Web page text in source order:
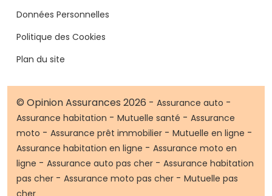
Données Personnelles
Politique des Cookies
Plan du site
© Opinion Assurances 2026 - Assurance auto -
Assurance habitation - Mutuelle santé - Assurance
moto - Assurance prêt immobilier - Mutuelle en ligne -
Assurance habitation en ligne - Assurance moto en
ligne - Assurance auto pas cher - Assurance habitation
pas cher - Assurance moto pas cher - Mutuelle pas
cher